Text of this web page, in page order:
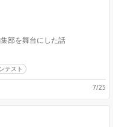
部を舞台にした話
テスト
7/25